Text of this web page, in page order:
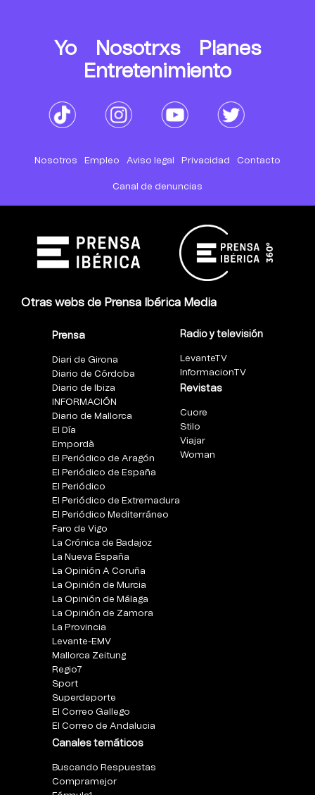
Yo Nosotrxs
Planes
Entretenimiento
Nosotros Empleo Aviso legal Privacidad Contacto
Canal de denuncias
Otras webs de Prensa Ibérica Media
Prensa
Diari de Girona
Diario de Córdoba
Diario de Ibiza
INFORMACIÓN
Diario de Mallorca
El Día
Empordà
El Periódico de Aragón
El Periódico de España
El Periódico
El Periódico de Extremadura
El Periódico Mediterráneo
Faro de Vigo
La Crónica de Badajoz
La Nueva España
La Opinión A Coruña
La Opinión de Murcia
La Opinión de Málaga
La Opinión de Zamora
La Provincia
Levante-EMV
Mallorca Zeitung
Regio7
Sport
Superdeporte
El Correo Gallego
El Correo de Andalucia
Canales temáticos
Buscando Respuestas
Compramejor
Radio y televisión
LevanteTV
InformacionTV
Revistas
Cuore
Stilo
Viajar
Woman